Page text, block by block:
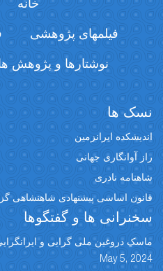
خانه
فیلمهای پژوهشی
نوشتارها و پژوهش ها
نسک ها
اندیشکده ایرانزمین
راز آوانگاری جهانی
شاهنامه نادری
قانون اساسی پیشنهادی شاهنشاهی
سخنرانی ها و گفتگوها
ماسکِ دروغین ملی گرایی و
May 5, 2024